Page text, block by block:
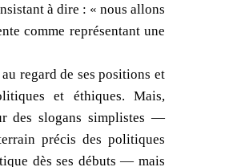
à dire : « nous allons
comme représentant une
regard de ses positions et
et éthiques. Mais,
des slogans simplistes —
précis des politiques
dès ses débuts — mais